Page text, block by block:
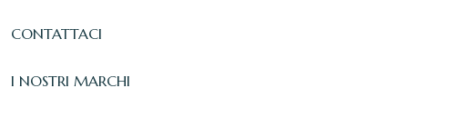
CONTATTACI
I NOSTRI MARCHI